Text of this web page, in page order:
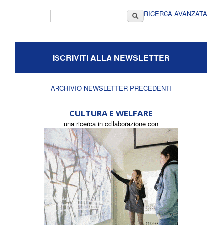
CercaRICERCA AVANZATA
ISCRIVITI ALLA NEWSLETTER
ARCHIVIO NEWSLETTER PRECEDENTI
CULTURA E WELFARE
una ricerca in collaborazione con